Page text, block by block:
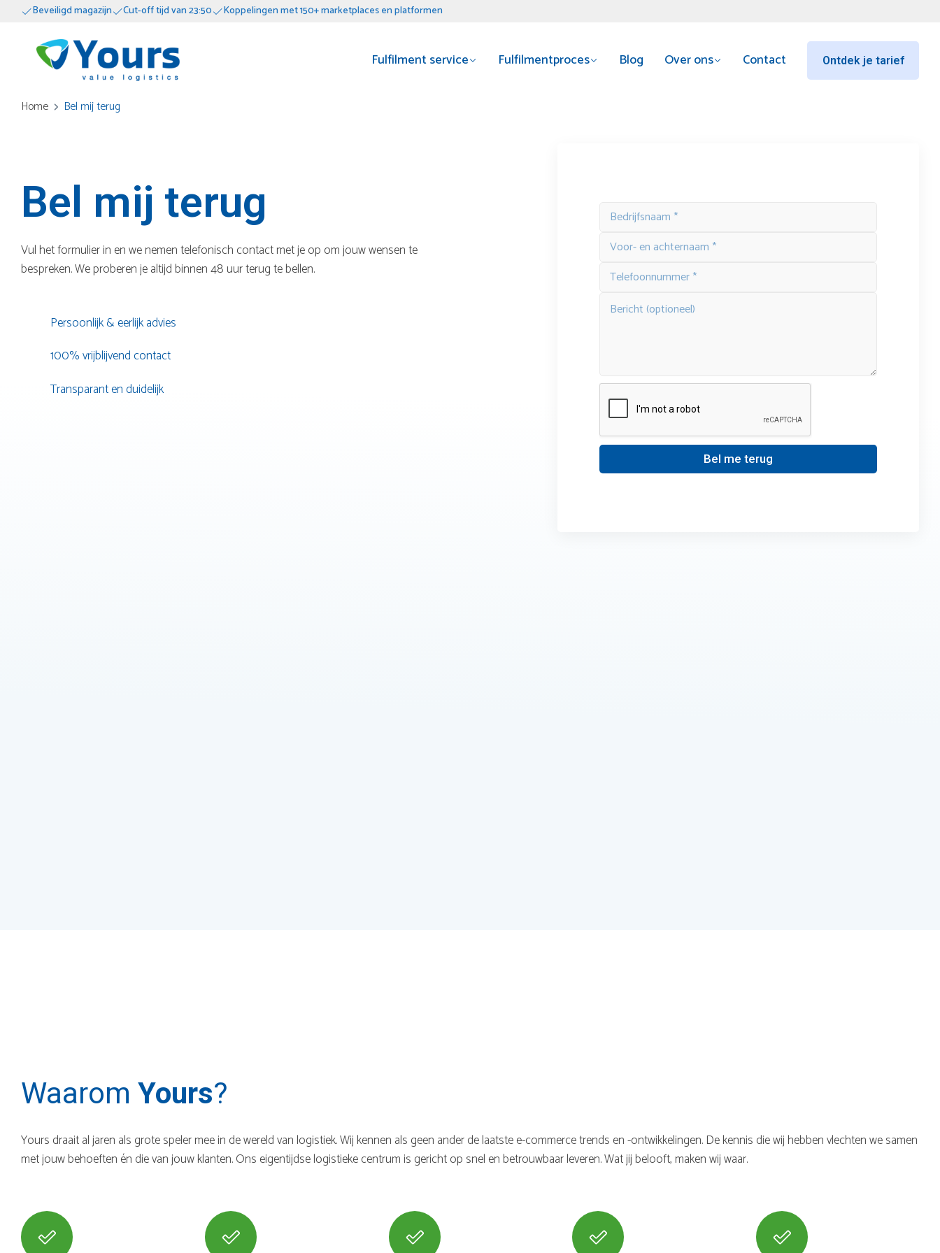
Beveiligd magazijn Cut-off tijd van 23:50 Koppelingen met 150+ marketplaces en platformen
Fulfilment service Fulfilmentproces Blog Over ons Contact Ontdek je tarief
Home Bel mij terug
Bel mij terug
Vul het formulier in en we nemen telefonisch contact met je op om jouw wensen te
bespreken. We proberen je altijd binnen 48 uur terug te bellen.
Persoonlijk & eerlijk advies
100% vrijblijvend contact
Transparant en duidelijk
Bel me terug
Waarom Yours?
Yours draait al jaren als grote speler mee in de wereld van logistiek. Wij kennen als geen ander de laatste e-commerce trends en -ontwikkelingen. De kennis die wij hebben vlechten we samen
met jouw behoeften én die van jouw klanten. Ons eigentijdse logistieke centrum is gericht op snel en betrouwbaar leveren. Wat jij belooft, maken wij waar.